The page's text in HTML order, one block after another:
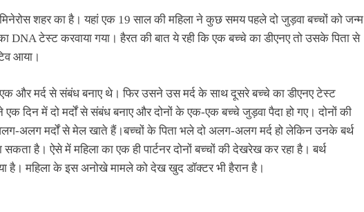
शहर का है। यहां एक 19 साल की महिला ने कुछ समय पहले दो जुड़वा बच्चों को जन्म
DNA टेस्ट करवाया गया। हैरत की बात ये रही कि एक बच्चे का डीएनए तो उसके पिता से
आया।
और मर्द से संबंध बनाए थे। फिर उसने उस मर्द के साथ दूसरे बच्चे का डीएनए टेस्ट
दिन में दो मर्दों से संबंध बनाए और दोनों के एक-एक बच्चे जुड़वा पैदा हो गए। दोनों की
अलग मर्दों से मेल खाते हैं।बच्चों के पिता भले दो अलग-अलग मर्द हो लेकिन उनके बर्थ
है। ऐसे में महिला का एक ही पार्टनर दोनों बच्चों की देखरेख कर रहा है। बर्थ
है। महिला के इस अनोखे मामले को देख खुद डॉक्टर भी हैरान है।